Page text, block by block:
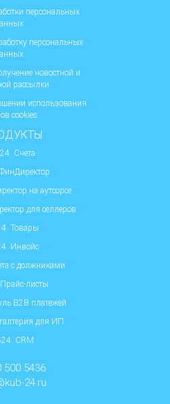
персональных
персональных
новостной и
рассылки
использования
cookies
Счета
на аутсорсе
для селлеров
Товары
Инвойс
с должниками
листы
B2B платежей
для ИП
CRM
500 5436
24.ru